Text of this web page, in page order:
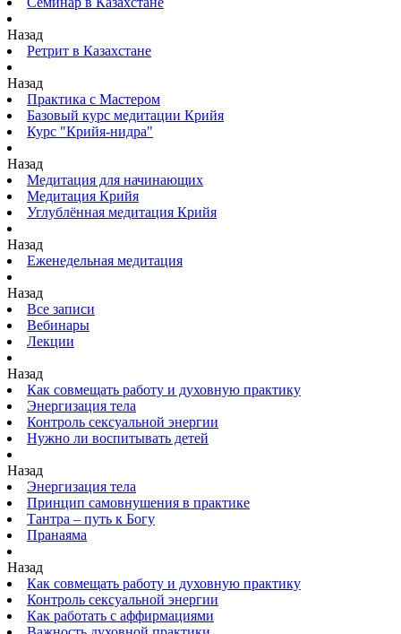
Назад
Ретрит в Казахстане
Назад
Практика с Мастером
Базовый курс медитации Крийя
Курс "Крийя-нидра"
Назад
Медитация для начинающих
Медитация Крийя
Углублённая медитация Крийя
Назад
Еженедельная медитация
Назад
Все записи
Вебинары
Лекции
Назад
Как совмещать работу и духовную практику
Энергизация тела
Контроль сексуальной энергии
Нужно ли воспитывать детей
Назад
Энергизация тела
Принцип самовнушения в практике
Тантра – путь к Богу
Пранаяма
Назад
Как совмещать работу и духовную практику
Контроль сексуальной энергии
Как работать с аффирмациями